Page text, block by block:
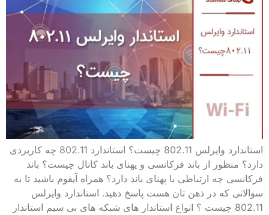
استاندارد وایرلس 802.11 چیست؟ استاندارد 802.11 چه کاربردی
دارد؟ منظور از باند فرکانسی و پهنای باند کانال چیست؟ باند
فرکانسی چه ارتباطی با پهنای باند دارد؟ همراه آیفوم باشید تا به
سوالاتی که در ذهن تان هست پاسخ دهید. استاندارد وایرلس
802.11 چیست ؟ انواع استاندار های شبکه های بی سیم استاندار